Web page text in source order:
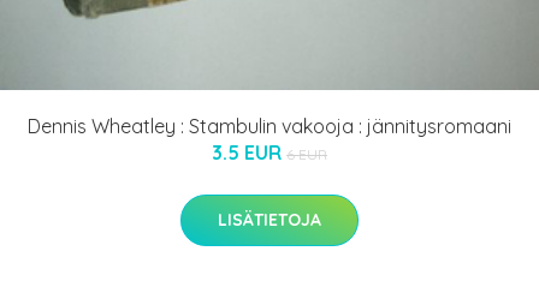
Dennis Wheatley : Stambulin vakooja : jännitysromaani
3.5 EUR 6 EUR
LISÄTIETOJA